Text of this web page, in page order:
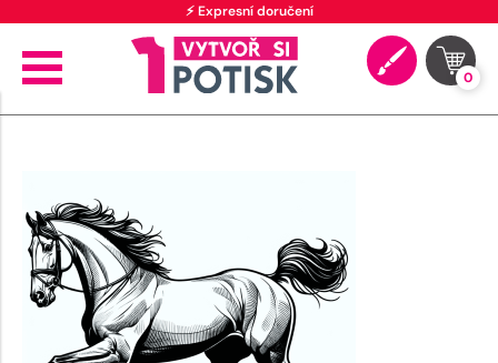
⚡ Expresní doručení
0